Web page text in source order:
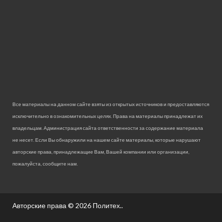
Все материалы на данном сайте взяты из открытых источников и предоставляются
исключительно в ознакомительных целях. Права на материалы принадлежат их
владельцам. Администрация сайта ответственности за содержание материала
не несет. Если Вы обнаружили на нашем сайте материалы, которые нарушают
авторские права, принадлежащие Вам, Вашей компании или организации,
пожалуйста, сообщите нам.
Авторские права © 2026 Политех..